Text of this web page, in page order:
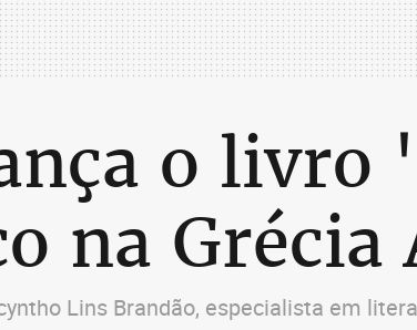
o livro
na Grécia
Lins Brandão, especialista em